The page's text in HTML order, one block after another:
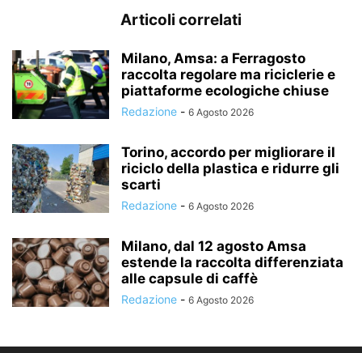
Articoli correlati
Milano, Amsa: a Ferragosto
raccolta regolare ma riciclerie e
piattaforme ecologiche chiuse
Redazione - 6 Agosto 2026
Torino, accordo per migliorare il
riciclo della plastica e ridurre gli
scarti
Redazione - 6 Agosto 2026
Milano, dal 12 agosto Amsa
estende la raccolta differenziata
alle capsule di caffè
Redazione - 6 Agosto 2026